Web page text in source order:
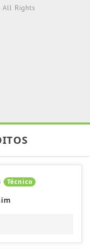
Rights
Técnico